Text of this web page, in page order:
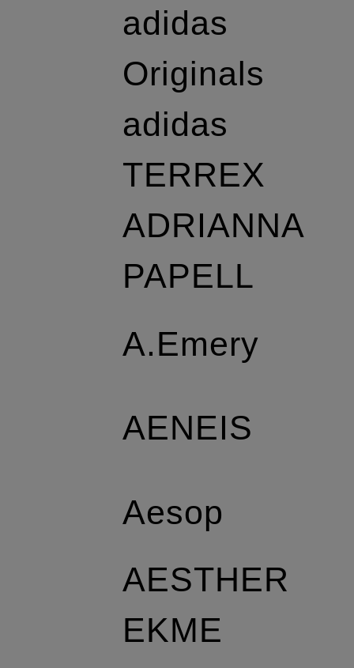
adidas
Originals
adidas
TERREX
ADRIANNA
PAPELL
A.Emery
AENEIS
Aesop
AESTHER
EKME